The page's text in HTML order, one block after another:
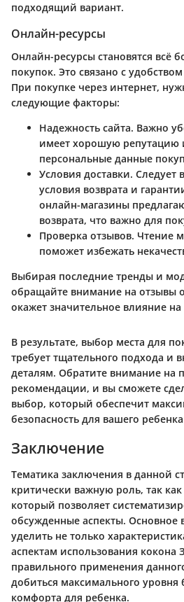
подходящий вариант.
Онлайн-ресурсы
Онлайн-ресурсы становятся всё
покупок. Это связано с
При покупке через интернет,
следующие факторы:
Надежность сайта. Важно
имеет хорошую репутацию
персональные данные
Условия доставки. Следует
условия возврата и
онлайн-магазины
возврата, что важно для
Проверка отзывов. Чтение
поможет избежать
Выбирая последние тренды и
обращайте внимание на отзывы
окажет значительное влияние
В результате, выбор места для
требует тщательного подхода и
деталям. Обратите внимание на
рекомендации, и вы сможете
выбор, который обеспечит
безопасность для вашего
Заключение
Тематика заключения в данной
критически важную роль, так
который позволяет
обсужденные аспекты. Основное
уделить не только
аспектам использования кокона
правильного применения
добиться максимального уровня
комфорта для ребенка.